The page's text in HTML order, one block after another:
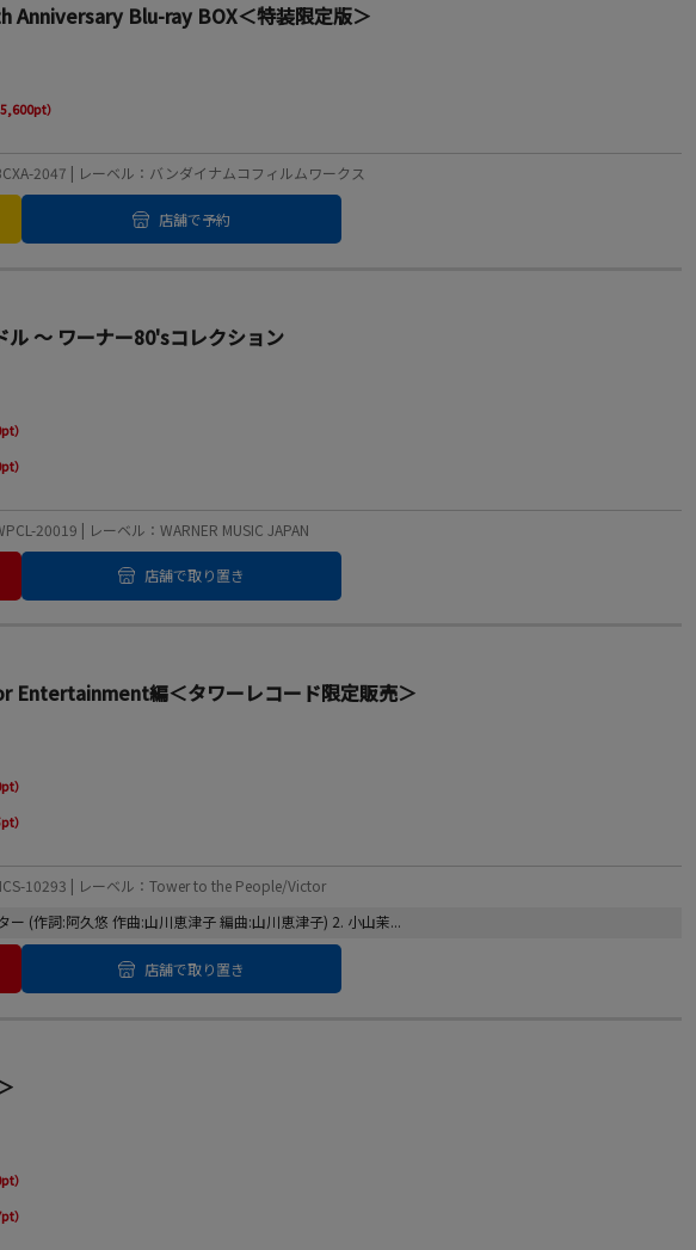
Anniversary Blu-ray BOX＜特装限定版＞
5,600pt）
2047 | レーベル：バンダイナムコフィルムワークス
店舗で予約
～ ワーナー80'sコレクション
）
）
20019 | レーベル：WARNER MUSIC JAPAN
店舗で取り置き
Entertainment編＜タワーレコード限定販売＞
）
）
10293 | レーベル：Tower to the People/Victor
(作詞:阿久悠 作曲:山川恵津子 編曲:山川恵津子) 2. 小山茉...
店舗で取り置き
）
）